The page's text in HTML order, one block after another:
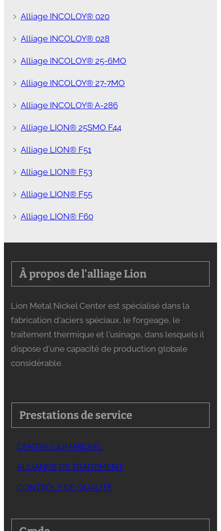
﹥ Alliage INCOLOY® 020
﹥ Alliage INCOLOY® 028
﹥ Alliage INCOLOY® 25-6MO
﹥ Alliage INCOLOY® 27-7MO
﹥ Alliage INCOLOY® A-286
﹥ Alliage LION® 25SMO F44
﹥ Alliage LION® F51
﹥ Alliage LION® F53
﹥ Alliage LION® F55
﹥ Alliage LION® F60
À propos de l'alliage Lion
Lion Metal Nickel Center est spécialisé dans la
fabrication d'aciers spéciaux, le forgeage, le
traitement thermique et l'usinage, dans lesquels il
dispose d'une capacité de production globale
considérable.
Prestations de service
CENTRE LION NICKEL
ALLIANCE DE TRAITEMENT
CONTRÔLE DE QUALITÉ